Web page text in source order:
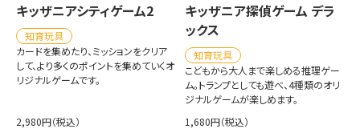
キッザニアシティゲーム2
知育玩具
カードを集めたり、ミッションをクリア
して、より多くのポイントを集めていくオ
リジナルゲームです。
2,980円（税込）
キッザニア探偵ゲーム デラ
ックス
知育玩具
こどもから大人まで楽しめる推理ゲー
ム。トランプとしても遊べ、4種類のオリ
ジナルゲームが楽しめます。
1,680円（税込）